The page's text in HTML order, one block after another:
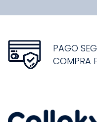
PAGO
COMPRA